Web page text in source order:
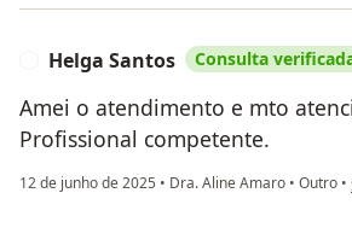
Helga Santos Consulta
Amei o atendimento e mto
Profissional competente.
12 de junho de 2025 • Dra. Aline Amaro • Outro •